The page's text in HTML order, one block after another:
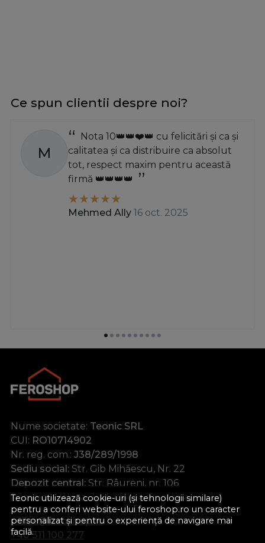
Teonic utilizează cookie-uri (și tehnologii similare)
pentru a conferi website-ului feroshop.ro un caracter
personalizat și pentru o experiență de navigare mai
facilă.
Ce spun clientii despre noi?
M
Nota 10👑👑❤️👑 cu felicitări și ca și
calitatea și ca distribuire ca absolut
tot, respect maxim pentru această
firmă 👑👑👑👑
Mehmed Ally 16 oct. 2025
Nume societate: Teonic SRL
CUI: RO10714902
Nr. reg. com.: J38/289/1998
Sediu social: Str. Gib Mihăescu, Nr. 22
Depozit central: Str. Râureni, nr. 106
Râmnicu Vâlcea, Jud. Vâlcea, România
office@feroshop.ro
+40 311 100 277